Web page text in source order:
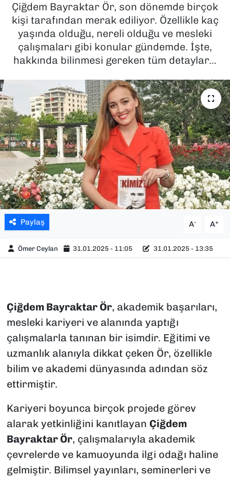
Çiğdem Bayraktar Ör, son dönemde birçok
kişi tarafından merak ediliyor. Özellikle kaç
yaşında olduğu, nereli olduğu ve mesleki
çalışmaları gibi konular gündemde. İşte,
hakkında bilinmesi gereken tüm detaylar…
Paylaş A- A+
Ömer Ceylan 31.01.2025 - 11:05 31.01.2025 - 13:35
Çiğdem Bayraktar Ör, akademik başarıları,
mesleki kariyeri ve alanında yaptığı
çalışmalarla tanınan bir isimdir. Eğitimi ve
uzmanlık alanıyla dikkat çeken Ör, özellikle
bilim ve akademi dünyasında adından söz
ettirmiştir.
Kariyeri boyunca birçok projede görev
alarak yetkinliğini kanıtlayan Çiğdem
Bayraktar Ör, çalışmalarıyla akademik
çevrelerde ve kamuoyunda ilgi odağı haline
gelmiştir. Bilimsel yayınları, seminerleri ve
POLİTİKA
SAĞLIK
SPOR
TEKNOLOJİ
YAŞAM
YEREL YÖNETİMLER